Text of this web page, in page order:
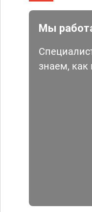
Мы
знаем,